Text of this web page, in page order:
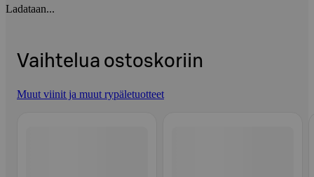
Ladataan...
Vaihtelua ostoskoriin
Muut viinit ja muut rypäletuotteet